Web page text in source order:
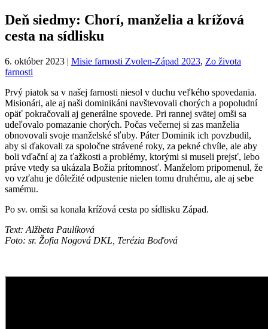
Deň siedmy: Chorí, manželia a krížová
cesta na sídlisku
6. október 2023 | Misie farnosti Zvolen-Západ 2023, Zo života
farnosti
Prvý piatok sa v našej farnosti niesol v duchu veľkého spovedania.
Misionári, ale aj naši dominikáni navštevovali chorých a popoludní
opäť pokračovali aj generálne spovede. Pri rannej svätej omši sa
udeľovalo pomazanie chorých. Počas večernej si zas manželia
obnovovali svoje manželské sľuby. Páter Dominik ich povzbudil,
aby si ďakovali za spoločne strávené roky, za pekné chvíle, ale aby
boli vďační aj za ťažkosti a problémy, ktorými si museli prejsť, lebo
práve vtedy sa ukázala Božia prítomnosť. Manželom pripomenul, že
vo vzťahu je dôležité odpustenie nielen tomu druhému, ale aj sebe
samému.
Po sv. omši sa konala krížová cesta po sídlisku Západ.
Text: Alžbeta Paulíková
Foto: sr. Žofia Nogová DKL, Terézia Boďová